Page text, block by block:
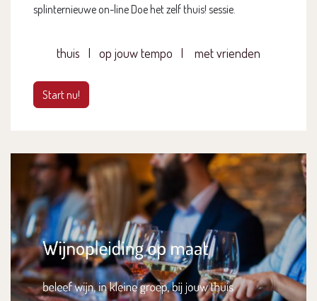
splinternieuwe on-lineDoe het zelf thuis! sessie.
thuis | op jouw tempo | met vrienden
Start nu!